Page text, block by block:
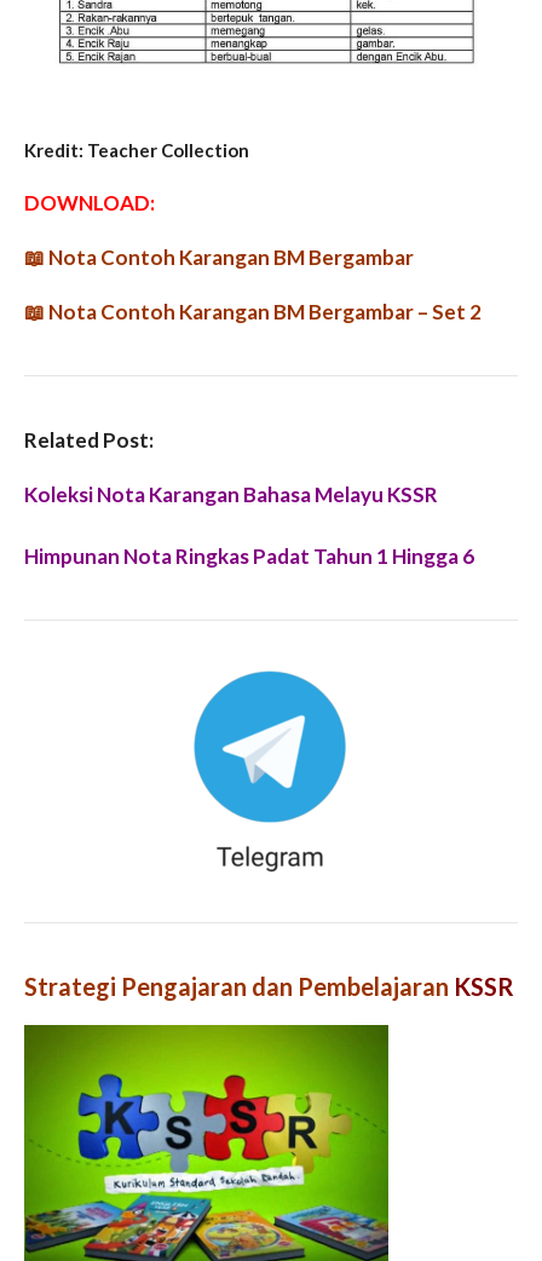
Kredit: Teacher Collection
DOWNLOAD:
📖 Nota Contoh Karangan BM Bergambar
📖 Nota Contoh Karangan BM Bergambar – Set 2
Related Post:
Koleksi Nota Karangan Bahasa Melayu KSSR
Himpunan Nota Ringkas Padat Tahun 1 Hingga 6
Strategi Pengajaran dan Pembelajaran KSSR